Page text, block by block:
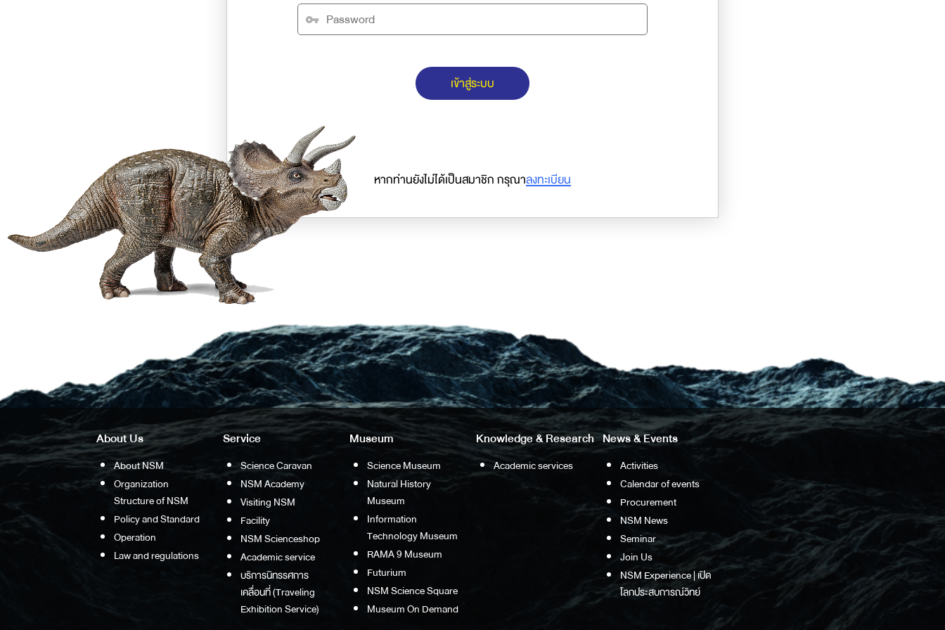
เข้าสู่ระบบ
หากท่านยังไม่ได้เป็นสมาชิก กรุณาลงทะเบียน
About Us
About NSM
Organization
Structure of NSM
Policy and Standard
Operation
Law and regulations
Service
Science Caravan
NSM Academy
Visiting NSM
Facility
NSM Scienceshop
Academic service
บริการนิทรรศการ
เคลื่อนที่ (Traveling
Exhibition Service)
Museum
Science Museum
Natural History
Museum
Information
Technology Museum
RAMA 9 Museum
Futurium
NSM Science Square
Museum On Demand
Knowledge & Research
Academic services
News & Events
Activities
Calendar of events
Procurement
NSM News
Seminar
Join Us
NSM Experience | เปิด
โลกประสบการณ์วิทย์